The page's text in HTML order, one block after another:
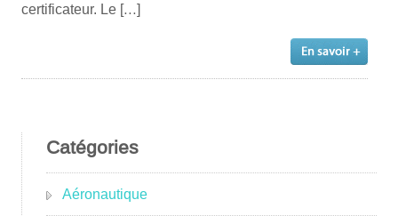
certificateur. Le […]
Catégories
Aéronautique